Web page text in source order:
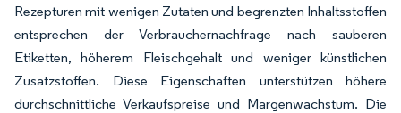
Rezepturen mit wenigen Zutaten und begrenzten Inhaltsstoffen
entsprechen der Verbrauchernachfrage nach sauberen
Etiketten, höherem Fleischgehalt und weniger künstlichen
Zusatzstoffen. Diese Eigenschaften unterstützen höhere
durchschnittliche Verkaufspreise und Margenwachstum. Die